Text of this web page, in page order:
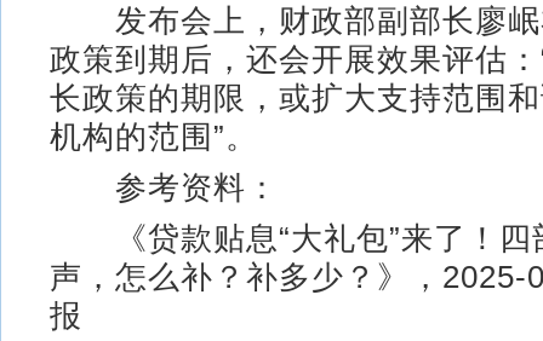
发布会上，财政部副部长廖岷
政策到期后，还会开展效果评估
长政策的期限，或扩大支持范围
机构的范围”。
参考资料：
《贷款贴息“大礼包”来了！四
声，怎么补？补多少？》，2025-
报